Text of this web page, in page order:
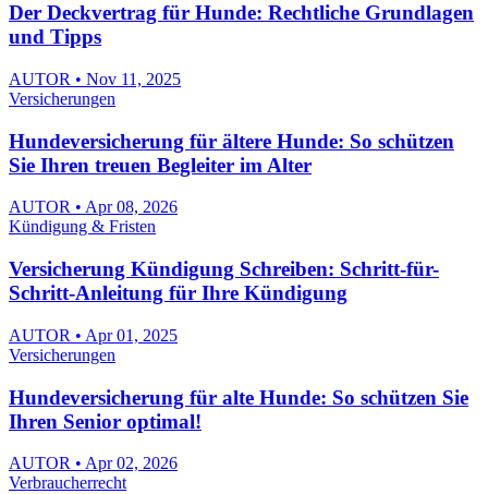
Der Deckvertrag für Hunde: Rechtliche Grundlagen
und Tipps
AUTOR • Nov 11, 2025
Versicherungen
Hundeversicherung für ältere Hunde: So schützen
Sie Ihren treuen Begleiter im Alter
AUTOR • Apr 08, 2026
Kündigung & Fristen
Versicherung Kündigung Schreiben: Schritt-für-
Schritt-Anleitung für Ihre Kündigung
AUTOR • Apr 01, 2025
Versicherungen
Hundeversicherung für alte Hunde: So schützen Sie
Ihren Senior optimal!
AUTOR • Apr 02, 2026
Verbraucherrecht